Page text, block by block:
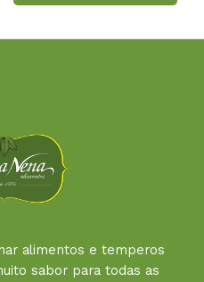
alimentos e temperos
sabor para todas as